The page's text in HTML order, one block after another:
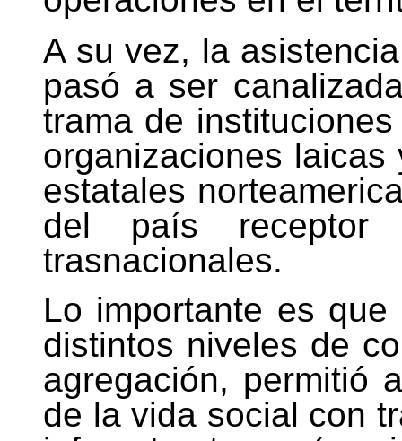
A su vez, la
pasó a ser
trama de
organizaciones
estatales
del país receptor
trasnacionales.
Lo importante es
distintos niveles de
agregación, permitió
de la vida social con